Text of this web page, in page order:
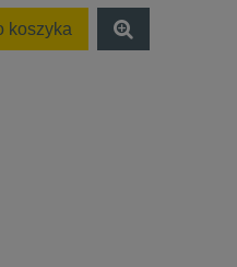
koszyka